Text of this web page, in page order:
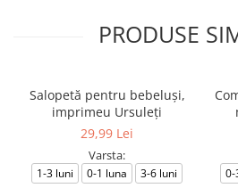
PRODUSE
Salopetă pentru bebeluși,
imprimeu Ursuleți
29,99 Lei
Varsta:
1-3 luni 0-1 luna 3-6 luni 0-